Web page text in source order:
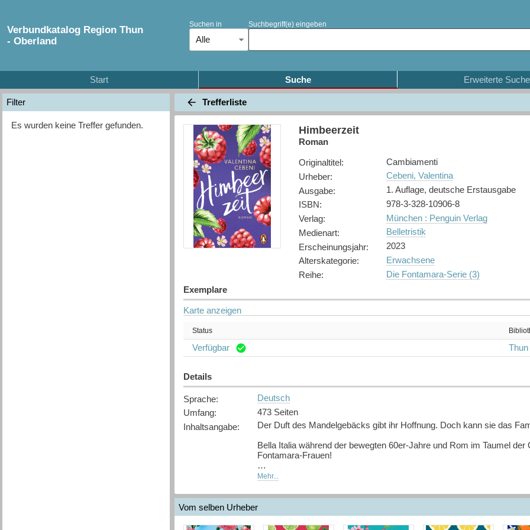
Verbundkatalog Region Thun
- Oberland
Suchen in
Alle
Suchbegriff(e) eingeben
Start Suche Erweiterte Suche
Filter
Es wurden keine Treffer gefunden.
Trefferliste
Himbeerzeit
Roman
Originaltitel:
Cambiamenti
Urheber:
Cebeni, Valentina
Ausgabe:
1. Auflage, deutsche Erstausgabe
ISBN:
978-3-328-10906-8
Verlag:
München : Penguin Verlag
Medienart:
Belletristik
Erscheinungsjahr:
2023
Alterskategorie:
Erwachsene
Reihe: Die Fontamara-Serie (3)
Exemplare
Karte anzeigen
Status
Verfügbar Thun
Details
Sprache:
Deutsch
Umfang:
473 Seiten
Inhaltsangabe:
Der Duft des Mandelgebäcks gibt ihr Hoffnung. Doch kann sie das
Bella Italia während der bewegten 60er-Jahre und Rom im Taumel
Fontamara-Frauen!
Voller Stolz hat Diana die Nachfolge ihrer Mutter im
Farben. Während dieser Zeit sollen auch die Olympischen
Chance für den Aufstieg ihres Unternehmens. Wer könnte
von der Olympiade träumt, werden die Nöte Dianas immer grösser.
bevor es zu spät ist?
Mehr...
Vom selben Urheber